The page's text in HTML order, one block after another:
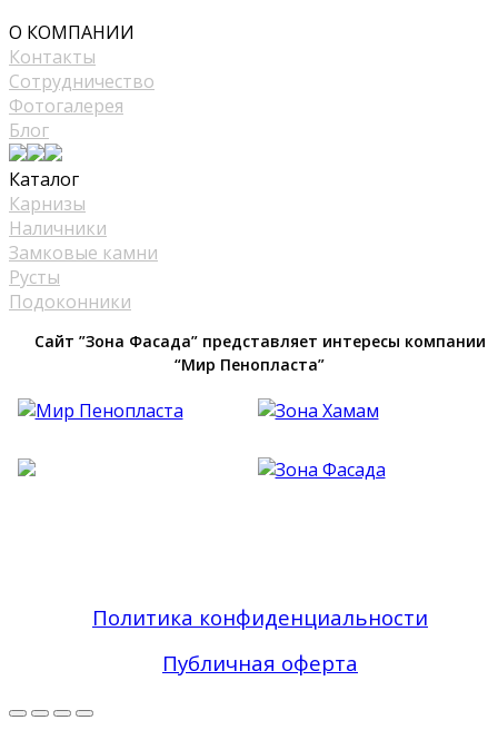
О КОМПАНИИ
Контакты
Сотрудничество
Фотогалерея
Блог
Каталог
Карнизы
Наличники
Замковые камни
Русты
Подоконники
Сайт ”Зона Фасада” представляет интересы компании
“Мир Пенопласта”
Политика конфиденциальности
Публичная оферта